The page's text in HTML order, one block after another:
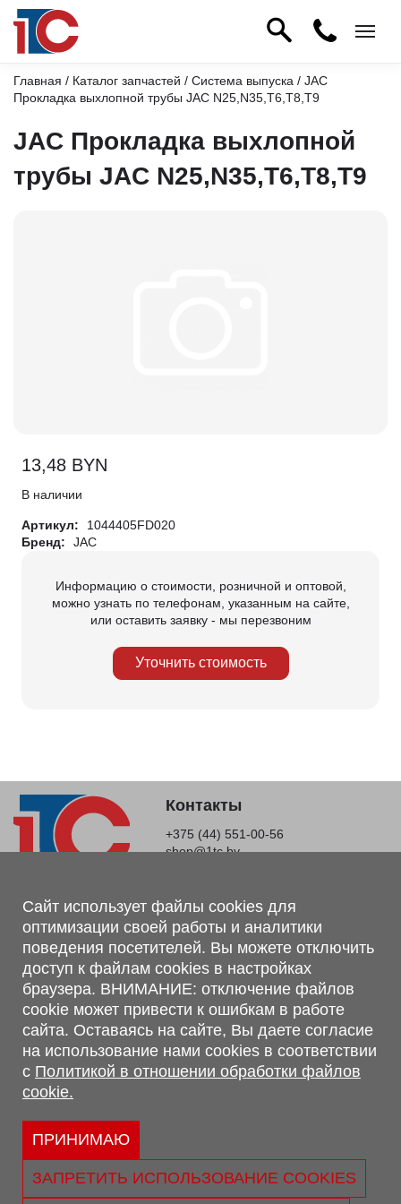
Главная / Каталог запчастей / Система выпуска / JAC
Прокладка выхлопной трубы JAC N25,N35,T6,T8,T9
JAC Прокладка выхлопной
трубы JAC N25,N35,T6,T8,T9
13,48 BYN
В наличии
Артикул:
1044405FD020
Бренд:
JAC
Информацию о стоимости, розничной и оптовой,
можно узнать по телефонам, указанным на сайте,
или оставить заявку - мы перезвоним
Уточнить стоимость
Контакты
+375 (44) 551-00-56
shop@1tc.by
Магазин, склад
г. Минск, Минский р-н, п. Привольный, ул. Мира, 20А,
223062
г. Брест, ул. Лейтенанта Рябцева, 108 В, 224701
Обращаем Ваше внимание, что вся предоставленная на сайте
информация, касающаяся комплектаций, технических
характеристик, цветовых сочетаний, а также стоимости и
сервисного обслуживания носит информационный характер и
не является публичной офертой, определяемой п.2 ст.407
Гражданского кодекса Республики Беларусь.
Политика обработки персональных данных
Политикой в отношении обработки файлов cookie.
Сайт использует файлы cookies для
оптимизации своей работы и аналитики
поведения посетителей. Вы можете отключить
доступ к файлам cookies в настройках
браузера. ВНИМАНИЕ: отключение файлов
cookie может привести к ошибкам в работе
сайта. Оставаясь на сайте, Вы даете согласие
на использование нами cookies в соответствии
с Политикой в отношении обработки файлов
cookie.
ПРИНИМАЮ
ЗАПРЕТИТЬ ИСПОЛЬЗОВАНИЕ COOKIES